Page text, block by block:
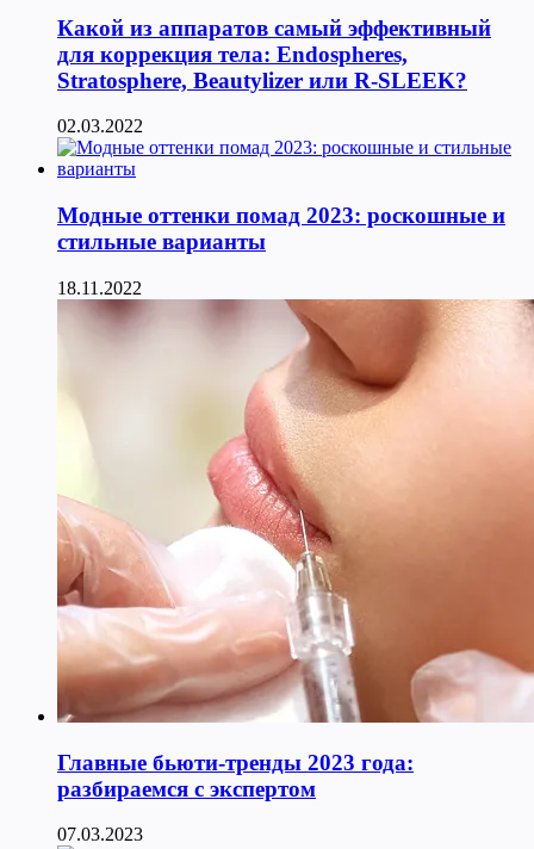
Какой из аппаратов самый эффективный
для коррекция тела: Endospheres,
Stratosphere, Beautylizer или R-SLEEK?
02.03.2022
Модные оттенки помад 2023: роскошные и
стильные варианты
18.11.2022
Главные бьюти-тренды 2023 года:
разбираемся с экспертом
07.03.2023